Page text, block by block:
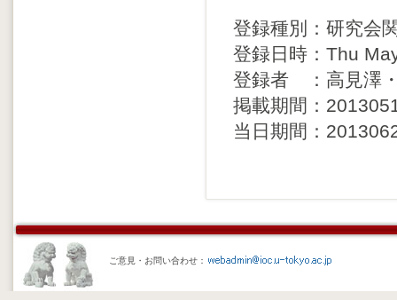
登録種別：研究会
登録日時：Thu
登録者 ：高見澤
掲載期間：
当日期間：
ご意見・お問い合わせ：